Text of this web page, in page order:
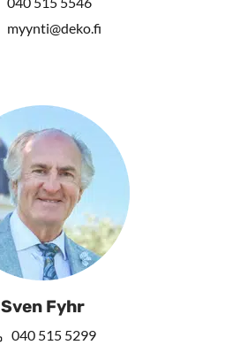
myynti@deko.fi
Sven Fyhr
040 515 5299